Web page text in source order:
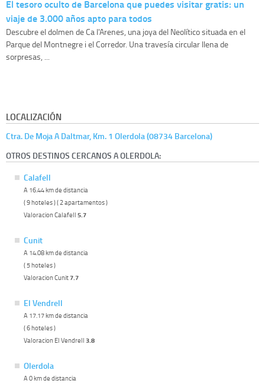
El tesoro oculto de Barcelona que puedes visitar gratis: un
viaje de 3.000 años apto para todos
Descubre el dolmen de Ca l'Arenes, una joya del Neolítico situada en el
Parque del Montnegre i el Corredor. Una travesía circular llena de
sorpresas, ...
LOCALIZACIÓN
Ctra. De Moja A Daltmar, Km. 1 Olerdola (08734 Barcelona)
OTROS DESTINOS CERCANOS A OLERDOLA:
Calafell
A 16.44 km de distancia
( 9 hoteles ) ( 2 apartamentos )
Valoracion Calafell 5.7
Cunit
A 14.08 km de distancia
( 5 hoteles )
Valoracion Cunit7.7
El Vendrell
A 17.17 km de distancia
( 6 hoteles )
Valoracion El Vendrell 3.8
Olerdola
A 0 km de distancia